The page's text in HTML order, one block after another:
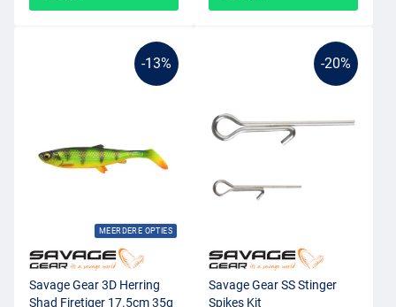
-13%
MEERDERE OPTIES
Savage Gear 3D Herring
Shad Firetiger 17.5cm 35g
-20%
Savage Gear SS Stinger
Spikes Kit